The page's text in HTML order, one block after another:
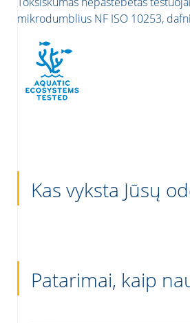
mikrodumblius NF ISO 10253,
Kas vyksta Jūsų
Patarimai, kaip